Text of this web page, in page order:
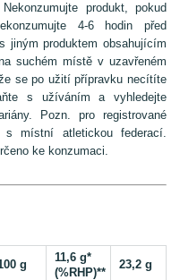
produkt, pokud
4-6 hodin před
jiným produktem obsahujícím
suchém místě v uzavřeném
se po užití přípravku necítíte
s užíváním a vyhledejte
Pozn. pro registrované
místní atletickou federací.
ke konzumaci.
g
11,6 g*
(%RHP)**
23,2 g